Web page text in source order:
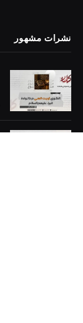
نشرات مشهور